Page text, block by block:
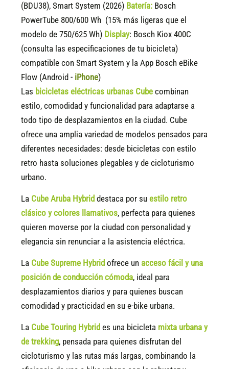
(BDU38), Smart System (2026) Batería: Bosch
PowerTube 800/600 Wh (15% más ligeras que el
modelo de 750/625 Wh) Display: Bosch Kiox 400C
(consulta las especificaciones de tu bicicleta)
compatible con Smart System y la App Bosch eBike
Flow (Android - iPhone)
Las bicicletas eléctricas urbanas Cube combinan
estilo, comodidad y funcionalidad para adaptarse a
todo tipo de desplazamientos en la ciudad. Cube
ofrece una amplia variedad de modelos pensados para
diferentes necesidades: desde bicicletas con estilo
retro hasta soluciones plegables y de cicloturismo
urbano.
La Cube Aruba Hybrid destaca por suestilo retro
clásico y colores llamativos, perfecta para quienes
quieren moverse por la ciudad con personalidad y
elegancia sin renunciar a la asistencia eléctrica.
La Cube Supreme Hybrid ofrece un acceso fácil y una
posición de conducción cómoda, ideal para
desplazamientos diarios y para quienes buscan
comodidad y practicidad en su e-bike urbana.
La Cube Touring Hybrid es una bicicleta mixta urbana y
de trekking, pensada para quienes disfrutan del
cicloturismo y las rutas más largas, combinando la